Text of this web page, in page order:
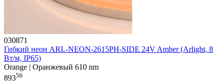
030871
Гибкий неон ARL-NEON-2615PH-SIDE 24V Amber (Arlight, 8
Вт/м, IP65)
Orange | Оранжевый 610 nm
89356